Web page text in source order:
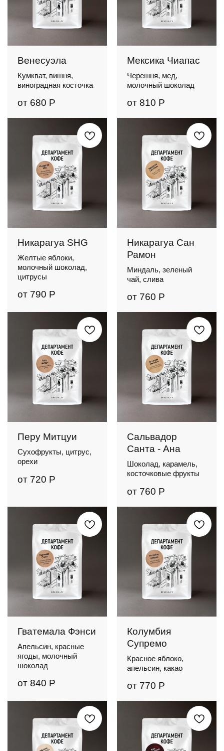
Венесуэла
Кумкват, вишня,
виноградная косточка
от 680 Р
Мексика Чиапас
Черешня, мед,
молочный шоколад
от 810 Р
Никарагуа SHG
Желтые яблоки,
молочный шоколад,
цитрусы
от 790 Р
Никарагуа Сан
Рамон
Миндаль, зеленый
чай, слива
от 760 Р
Перу Митцуи
Сухофрукты, цитрус,
орехи
от 720 Р
Сальвадор
Санта - Ана
Шоколад, карамель,
косточковые фрукты
от 760 Р
Гватемала Фэнси
Апельсин, красные
ягоды, молочный
шоколад
от 840 Р
Колумбия
Супремо
Красное яблоко,
апельсин, какао
от 770 Р